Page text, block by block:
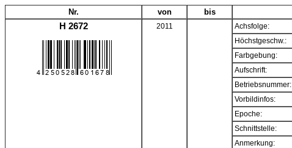
Nr. von bis
H 2672 2011 Achsfolge:
Höchstgeschw.:
Farbgebung:
Aufschrift:
Betriebsnummer:
Vorbildinfos:
Epoche:
Schnittstelle:
Anmerkung: